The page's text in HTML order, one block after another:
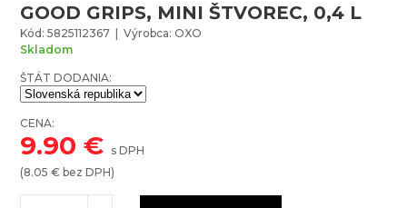
GOOD GRIPS, MINI ŠTVOREC, 0,4 L
Kód: 5825112367 | Výrobca: OXO
Skladom
ŠTÁT DODANIA:
CENA:
9.90 € s DPH
(8.05 € bez DPH)